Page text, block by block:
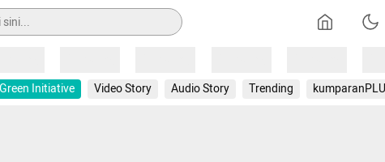
Green Initiative Video Story Audio Story Trending